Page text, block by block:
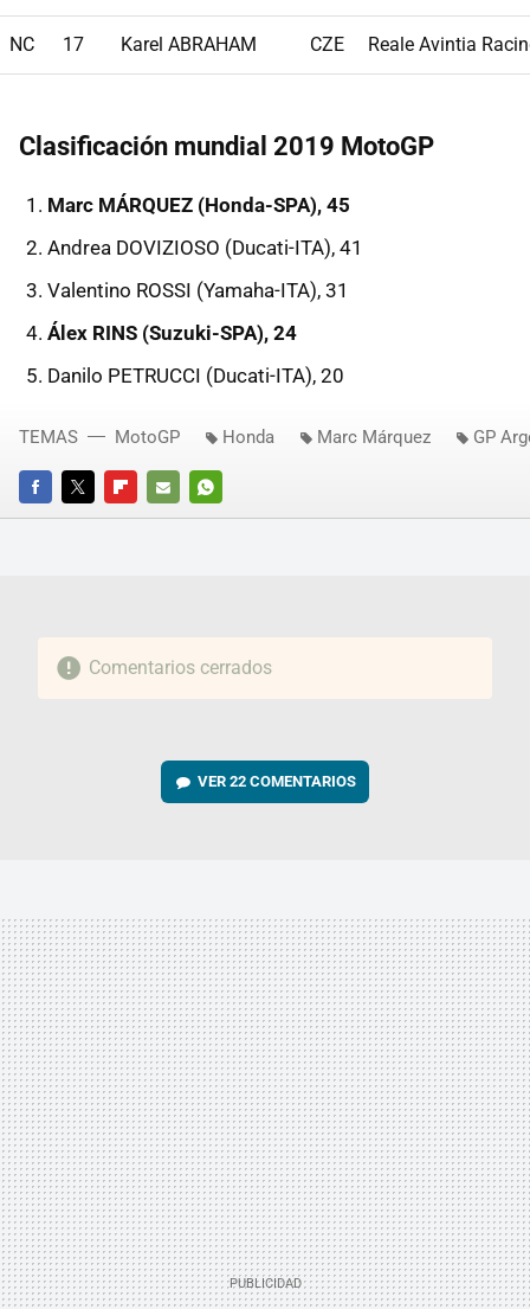
NC 17 Karel ABRAHAM CZE Reale Avintia
Clasificación mundial 2019 MotoGP
Marc MÁRQUEZ (Honda-SPA), 45
Andrea DOVIZIOSO (Ducati-ITA), 41
Valentino ROSSI (Yamaha-ITA), 31
Álex RINS (Suzuki-SPA), 24
Danilo PETRUCCI (Ducati-ITA), 20
FACEBOOKTWITTERFLIPBOARD
E-
WHATSAPP
TEMAS MotoGP Honda Marc Márquez GP
Comentarios cerrados
VER 22 COMENTARIOS